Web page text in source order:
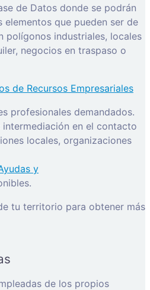
de Datos donde se podrán
elementos que pueden ser de
polígonos industriales, locales
negocios en traspaso o
de Recursos Empresariales
profesionales demandados.
en el contacto
locales, organizaciones
y
tu territorio para obtener más
de los propios